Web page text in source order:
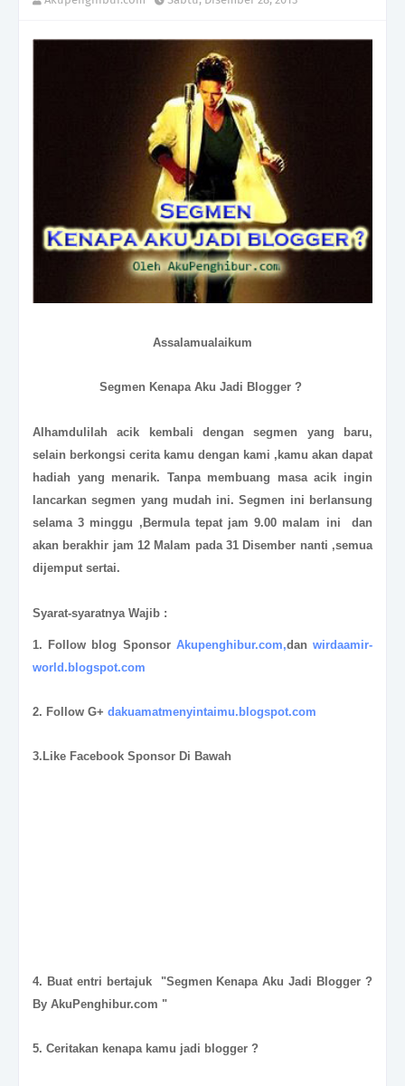
Assalamualaikum
Segmen Kenapa Aku Jadi Blogger ?
Alhamdulilah acik kembali dengan segmen yang baru,
selain berkongsi cerita kamu dengan kami ,kamu akan dapat
hadiah yang menarik. Tanpa membuang masa acik ingin
lancarkan segmen yang mudah ini. Segmen ini berlansung
selama 3 minggu ,Bermula tepat jam 9.00 malam ini dan
akan berakhir jam 12 Malam pada 31 Disember nanti ,semua
dijemput sertai.
Syarat-syaratnya Wajib :
1. Follow blog Sponsor Akupenghibur.com,dan wirdaamir-
world.blogspot.com
2. Follow G+ dakuamatmenyintaimu.blogspot.com
3.Like Facebook Sponsor Di Bawah
4. Buat entri bertajuk "Segmen Kenapa Aku Jadi Blogger ?
By AkuPenghibur.com "
5. Ceritakan kenapa kamu jadi blogger ?